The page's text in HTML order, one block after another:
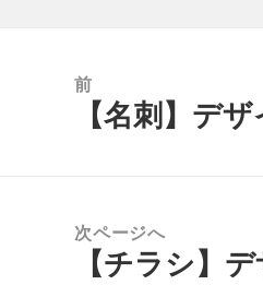
前
【名刺】デ
次ページへ
【チラシ】